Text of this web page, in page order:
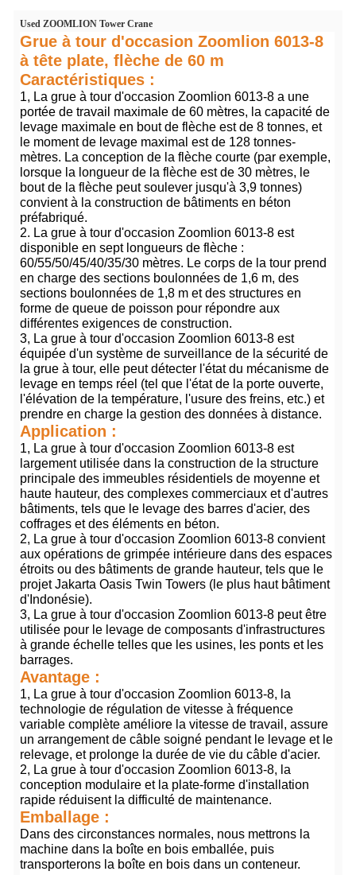
Used ZOOMLION Tower Crane
Grue à tour d'occasion Zoomlion 6013-8
à tête plate, flèche de 60 m
Caractéristiques :
1, La grue à tour d'occasion Zoomlion 6013-8 a une
portée de travail maximale de 60 mètres, la capacité de
levage maximale en bout de flèche est de 8 tonnes, et
le moment de levage maximal est de 128 tonnes-
mètres. La conception de la flèche courte (par exemple,
lorsque la longueur de la flèche est de 30 mètres, le
bout de la flèche peut soulever jusqu'à 3,9 tonnes)
convient à la construction de bâtiments en béton
préfabriqué.
2. La grue à tour d'occasion Zoomlion 6013-8 est
disponible en sept longueurs de flèche :
60/55/50/45/40/35/30 mètres. Le corps de la tour prend
en charge des sections boulonnées de 1,6 m, des
sections boulonnées de 1,8 m et des structures en
forme de queue de poisson pour répondre aux
différentes exigences de construction.
3, La grue à tour d'occasion Zoomlion 6013-8 est
équipée d'un système de surveillance de la sécurité de
la grue à tour, elle peut détecter l'état du mécanisme de
levage en temps réel (tel que l'état de la porte ouverte,
l'élévation de la température, l'usure des freins, etc.) et
prendre en charge la gestion des données à distance.
Application :
1, La grue à tour d'occasion Zoomlion 6013-8 est
largement utilisée dans la construction de la structure
principale des immeubles résidentiels de moyenne et
haute hauteur, des complexes commerciaux et d'autres
bâtiments, tels que le levage des barres d'acier, des
coffrages et des éléments en béton.
2, La grue à tour d'occasion Zoomlion 6013-8 convient
aux opérations de grimpée intérieure dans des espaces
étroits ou des bâtiments de grande hauteur, tels que le
projet Jakarta Oasis Twin Towers (le plus haut bâtiment
d'Indonésie).
3, La grue à tour d'occasion Zoomlion 6013-8 peut être
utilisée pour le levage de composants d'infrastructures
à grande échelle telles que les usines, les ponts et les
barrages.
Avantage :
1, La grue à tour d'occasion Zoomlion 6013-8, la
technologie de régulation de vitesse à fréquence
variable complète améliore la vitesse de travail, assure
un arrangement de câble soigné pendant le levage et le
relevage, et prolonge la durée de vie du câble d'acier.
2, La grue à tour d'occasion Zoomlion 6013-8, la
conception modulaire et la plate-forme d'installation
rapide réduisent la difficulté de maintenance.
Emballage :
Dans des circonstances normales, nous mettrons la
machine dans la boîte en bois emballée, puis
transporterons la boîte en bois dans un conteneur.